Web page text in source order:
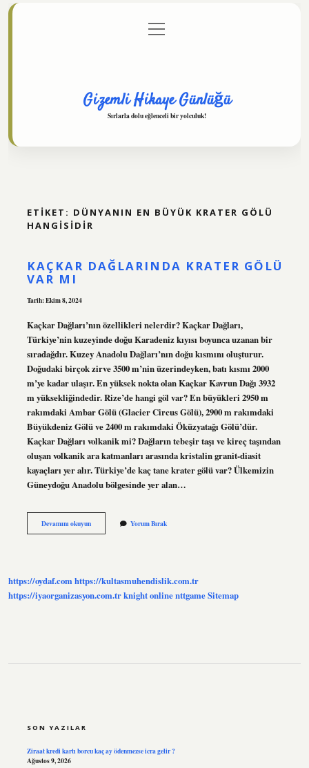
Gizlilik Politikası
menüyü
aç
Gizemli Hikaye Günlüğü
Sırlarla dolu eğlenceli bir yolculuk!
ETIKET: DÜNYANIN EN BÜYÜK KRATER GÖLÜ
HANGISIDIR
KAÇKAR DAĞLARINDA KRATER GÖLÜ
VAR MI
Tarih: Ekim 8, 2024
Kaçkar Dağları’nın özellikleri nelerdir? Kaçkar Dağları,
Türkiye’nin kuzeyinde doğu Karadeniz kıyısı boyunca uzanan bir
sıradağdır. Kuzey Anadolu Dağları’nın doğu kısmını oluşturur.
Doğudaki birçok zirve 3500 m’nin üzerindeyken, batı kısmı 2000
m’ye kadar ulaşır. En yüksek nokta olan Kaçkar Kavrun Dağı 3932
m yüksekliğindedir. Rize’de hangi göl var? En büyükleri 2950 m
rakımdaki Ambar Gölü (Glacier Circus Gölü), 2900 m rakımdaki
Büyükdeniz Gölü ve 2400 m rakımdaki Öküzyatağı Gölü’dür.
Kaçkar Dağları volkanik mi? Dağların tebeşir taşı ve kireç taşından
oluşan volkanik ara katmanları arasında kristalin granit-diasit
kayaçları yer alır. Türkiye’de kaç tane krater gölü var? Ülkemizin
Güneydoğu Anadolu bölgesinde yer alan…
Devamını okuyunKaçkar
Dağlarında
Yorum Bırak
https://oydaf.comhttps://kultasmuhendislik.com.tr
https://iyaorganizasyon.com.trknight onlinenttgameSitemap
SON YAZILAR
Ziraat kredi kartı borcu kaç ay ödenmezse icra gelir ?
Ağustos 9, 2026